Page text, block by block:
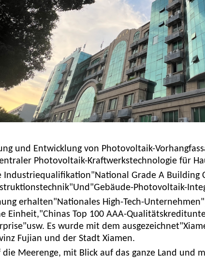
und Entwicklung von Photovoltaik-
Photovoltaik-Kraftwerkstechnologie für
Industriequalifikation"National Grade A
Photovoltaik-
erhalten"Nationales High-Tech-
Einheit,"Chinas Top 100 AAA-
Es wurde mit dem
Fujian und der Stadt Xiamen.
die Meerenge, mit Blick auf das ganze Land und